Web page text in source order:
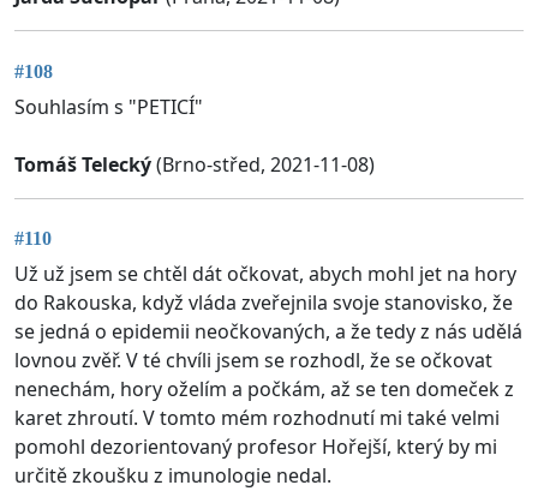
#108
Souhlasím s "PETICÍ"
Tomáš Telecký(Brno-střed, 2021-11-08)
#110
Už už jsem se chtěl dát očkovat, abych mohl jet na hory
do Rakouska, když vláda zveřejnila svoje stanovisko, že
se jedná o epidemii neočkovaných, a že tedy z nás udělá
lovnou zvěř. V té chvíli jsem se rozhodl, že se očkovat
nenechám, hory oželím a počkám, až se ten domeček z
karet zhroutí. V tomto mém rozhodnutí mi také velmi
pomohl dezorientovaný profesor Hořejší, který by mi
určitě zkoušku z imunologie nedal.